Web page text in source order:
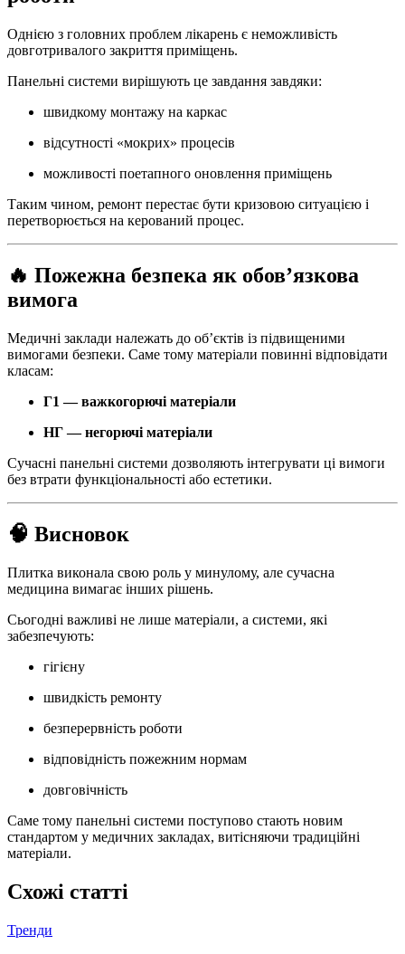
Однією з головних проблем лікарень є неможливість
довготривалого закриття приміщень.
Панельні системи вирішують це завдання завдяки:
швидкому монтажу на каркас
відсутності «мокрих» процесів
можливості поетапного оновлення приміщень
Таким чином, ремонт перестає бути кризовою ситуацією і
перетворюється на керований процес.
🔥 Пожежна безпека як обов’язкова
вимога
Медичні заклади належать до об’єктів із підвищеними
вимогами безпеки. Саме тому матеріали повинні відповідати
класам:
Г1 — важкогорючі матеріали
НГ — негорючі матеріали
Сучасні панельні системи дозволяють інтегрувати ці вимоги
без втрати функціональності або естетики.
🧠 Висновок
Плитка виконала свою роль у минулому, але сучасна
медицина вимагає інших рішень.
Сьогодні важливі не лише матеріали, а системи, які
забезпечують:
гігієну
швидкість ремонту
безперервність роботи
відповідність пожежним нормам
довговічність
Саме тому панельні системи поступово стають новим
стандартом у медичних закладах, витісняючи традиційні
матеріали.
Схожі статті
Тренди